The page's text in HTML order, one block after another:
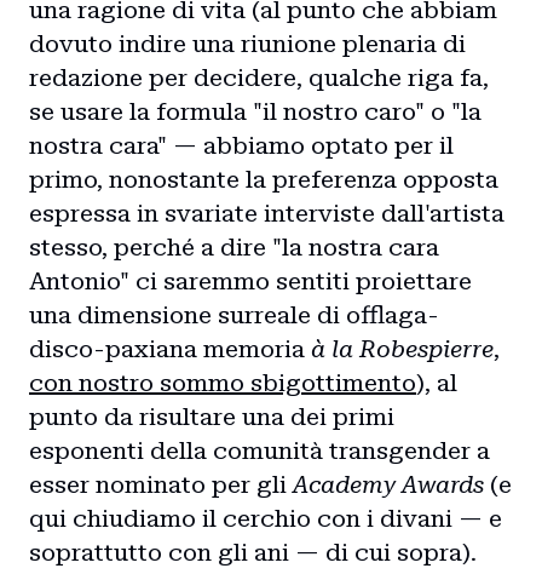
Home
Intro
Blog
Storie
Collaborazioni
una ragione di vita (al punto che abbiam
dovuto indire una riunione plenaria di
redazione per decidere, qualche riga fa,
se usare la formula "il nostro caro" o "la
nostra cara" — abbiamo optato per il
primo, nonostante la preferenza opposta
espressa in svariate interviste dall'artista
stesso, perché a dire "la nostra cara
Antonio" ci saremmo sentiti proiettare
una dimensione surreale di offlaga-
disco-paxiana memoria à la Robespierre,
con nostro sommo sbigottimento), al
punto da risultare una dei primi
esponenti della comunità transgender a
esser nominato per gliAcademy Awards (e
qui chiudiamo il cerchio con i divani — e
soprattutto con gli ani — di cui sopra).